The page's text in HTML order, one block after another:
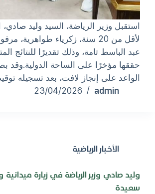
استقبل وزير الرياضة، السيد وليد صادي،
لأقل من 20 سنة، زكرياء طواهرية،
عبد الباسط تامة، وذلك تقديرًا للنتائج
حققها مؤخرًا على الساحة الدولية.وقد
الواعد على إنجاز لافت، بعد تسجيله توقيت
admin
23/04/2026
الأخبار الرياضية
وليد صادي وزير الرياضة في زيارة ميدانية
سعيدة